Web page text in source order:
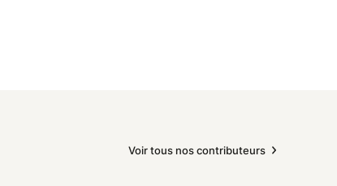
Voir tous nos contributeurs